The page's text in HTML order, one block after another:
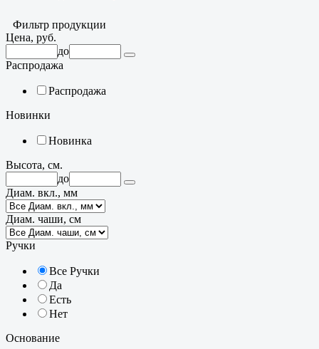
Фильтр продукции
Цена, руб.
до
Распродажа
Распродажа
Новинки
Новинка
Высота, см.
до
Диам. вкл., мм
Диам. чаши, см
Ручки
Все Ручки
Да
Есть
Нет
Основание